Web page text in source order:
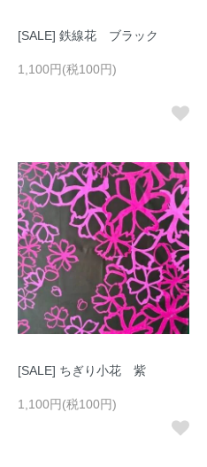
[SALE] 鉄線花 ブラック
1,100円(税100円)
[SALE] ちぎり小花 紫
1,100円(税100円)